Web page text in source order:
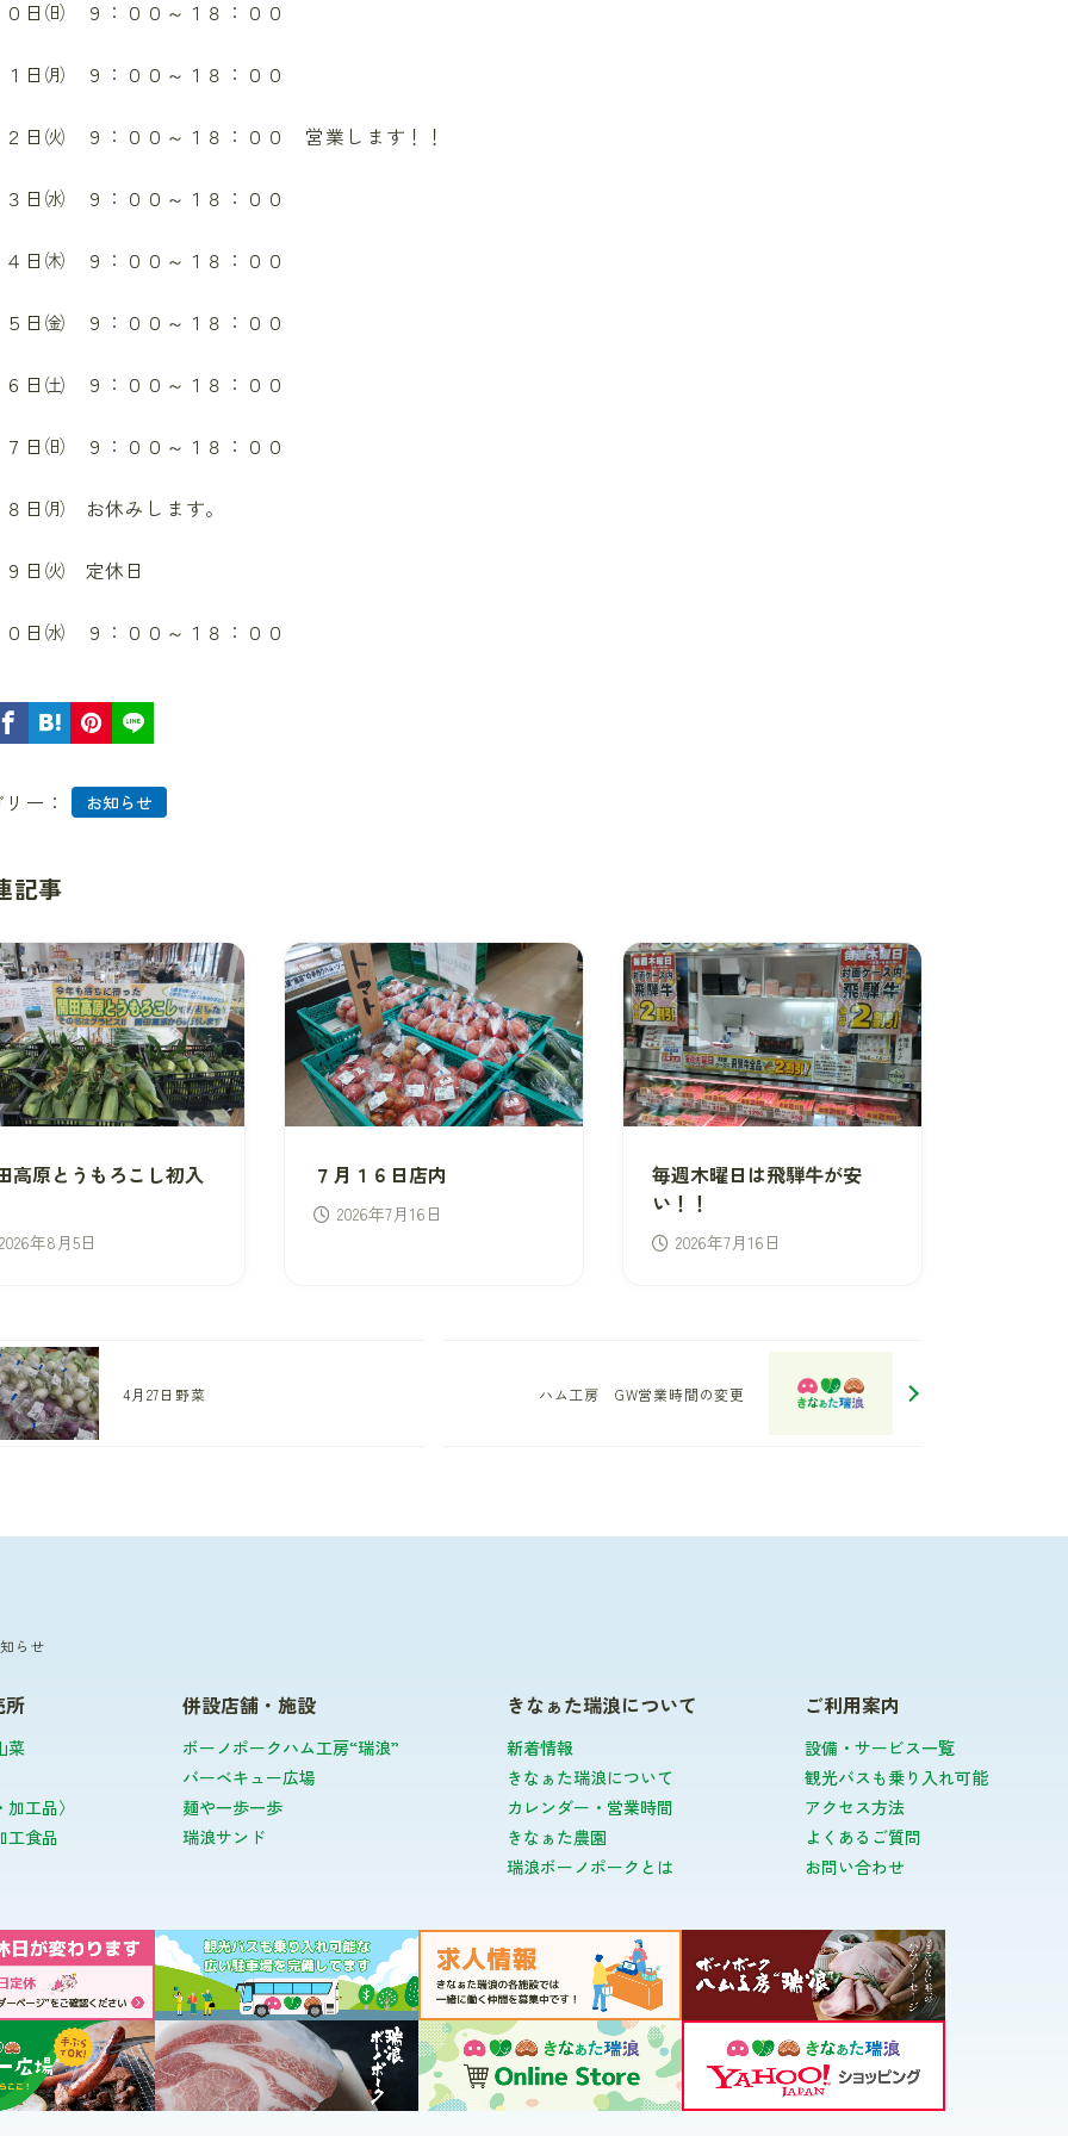
０日㈰ ９：００～１８：００
日㈪ ９：００～１８：００
日㈫ ９：００～１８：００ 営業します！！
日㈬ ９：００～１８：００
日㈭ ９：００～１８：００
日㈮ ９：００～１８：００
日㈯ ９：００～１８：００
日㈰ ９：００～１８：００
日㈪ お休みします。
日㈫ 定休日
０日㈬ ９：００～１８：００
ー： お知らせ
記事
高原とうもろこし初入
年8月5日
７月１６日店内
2026年7月16日
毎週木曜日は飛騨牛が安
い！！
2026年7月16日
4月27日野菜 ハム工房 GW営業時間の変更
らせ
所
菜
工品〉
工食品
併設店舗・施設
ボーノポークハム工房“瑞浪”
バーベキュー広場
麺や一歩一歩
瑞浪サンド
きなぁた瑞浪について
新着情報
きなぁた瑞浪について
カレンダー・営業時間
きなぁた農園
瑞浪ボーノポークとは
ご利用案内
設備・サービス一覧
観光バスも乗り入れ可能
アクセス方法
よくあるご質問
お問い合わせ